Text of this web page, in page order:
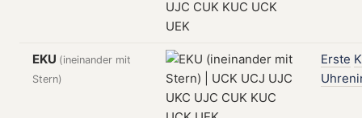
EKU (ineinander mit
Stern)
Erste